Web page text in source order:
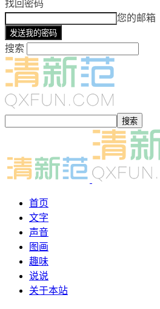
找回密码
您的邮箱
搜索
首页
文字
声音
图画
趣味
说说
关于本站